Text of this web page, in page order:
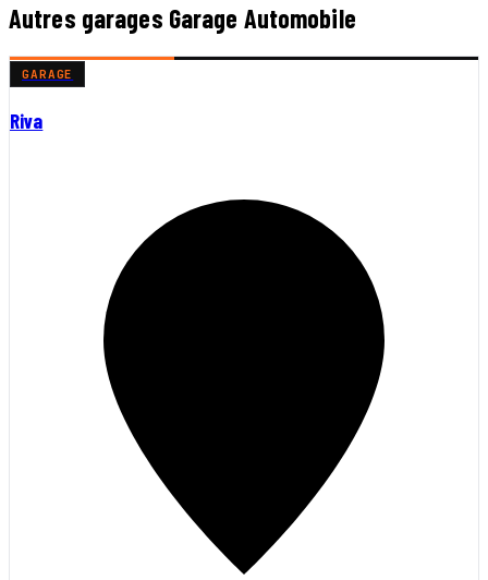
Autres garages Garage Automobile
GARAGE
Riva